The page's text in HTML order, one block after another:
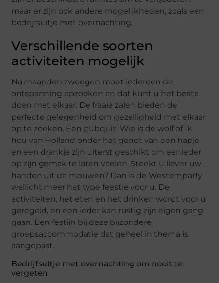
maar er zijn ook andere mogelijkheden, zoals een
bedrijfsuitje met overnachting.
Verschillende soorten
activiteiten mogelijk
Na maanden zwoegen moet iedereen de
ontspanning opzoeken en dat kunt u het beste
doen met elkaar. De fraaie zalen bieden de
perfecte gelegenheid om gezelligheid met elkaar
op te zoeken. Een pubquiz, Wie is de wolf of Ik
hou van Holland onder het genot van een hapje
en een drankje zijn uiterst geschikt om eenieder
op zijn gemak te laten voelen. Steekt u liever uw
handen uit de mouwen? Dan is de Westernparty
wellicht meer het type feestje voor u. De
activiteiten, het eten en het drinken wordt voor u
geregeld, en een ieder kan rustig zijn eigen gang
gaan. Een festijn bij deze bijzondere
groepsaccommodatie dat geheel in thema is
aangepast.
Bedrijfsuitje met overnachting om nooit te
vergeten